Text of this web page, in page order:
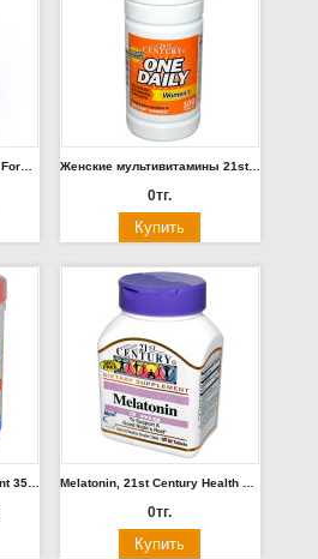
Мультивитамины UN Daily Formula 100шт. Женские мультивитамины 21st Century Health Care 100шт.
0тг.
Labrada Nutrition, ElastiJoint 350гр. Фруктовый пунш
0тг.